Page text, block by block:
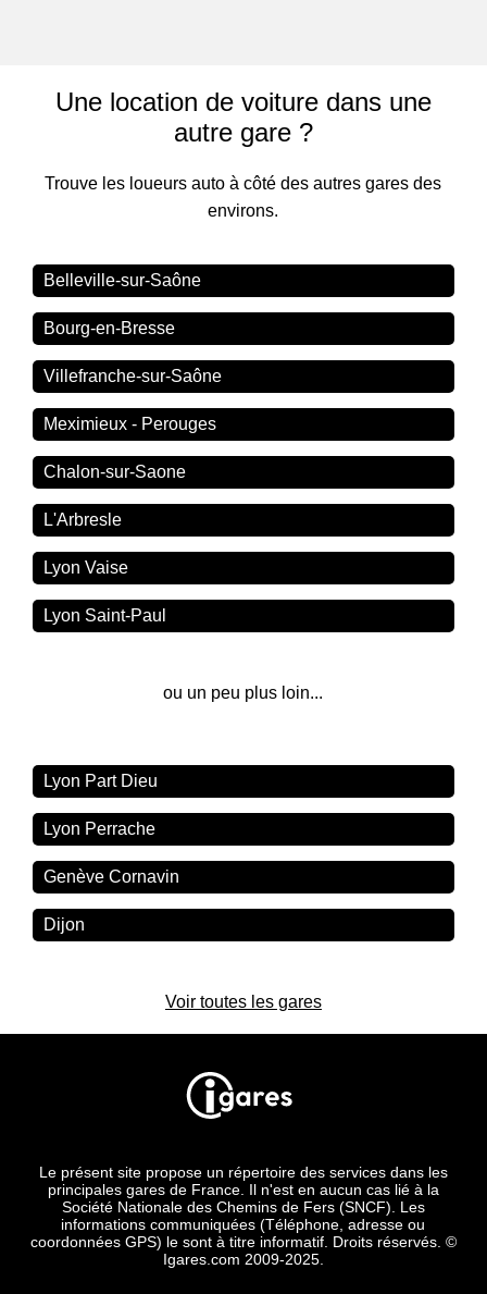
Une location de voiture dans une
autre gare ?
Trouve les loueurs auto à côté des autres gares des
environs.
Belleville-sur-Saône
Bourg-en-Bresse
Villefranche-sur-Saône
Meximieux - Perouges
Chalon-sur-Saone
L'Arbresle
Lyon Vaise
Lyon Saint-Paul
ou un peu plus loin...
Lyon Part Dieu
Lyon Perrache
Genève Cornavin
Dijon
Voir toutes les gares
Le présent site propose un répertoire des services dans les
principales gares de France. Il n'est en aucun cas lié à la
Société Nationale des Chemins de Fers (SNCF). Les
informations communiquées (Téléphone, adresse ou
coordonnées GPS) le sont à titre informatif. Droits réservés. ©
Igares.com 2009-2025.